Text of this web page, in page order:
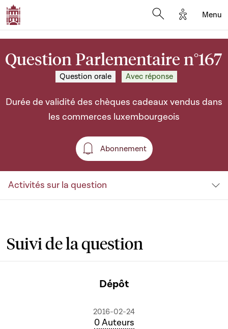
Options
Menu
Question Parlementaire n°167
Question orale Avec réponse
Durée de validité des chèques cadeaux vendus dans
les commerces luxembourgeois
Abonnement
Abonnement
Activités sur la question
Suivi de la question
Dépôt
2016-02-24
0 Auteurs